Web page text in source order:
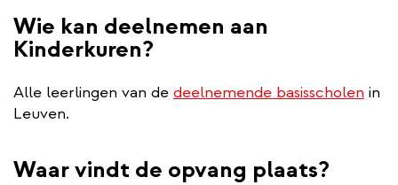
Wie kan deelnemen aan
Kinderkuren?
Alle leerlingen van de deelnemende basisscholen in
Leuven.
Waar vindt de opvang plaats?